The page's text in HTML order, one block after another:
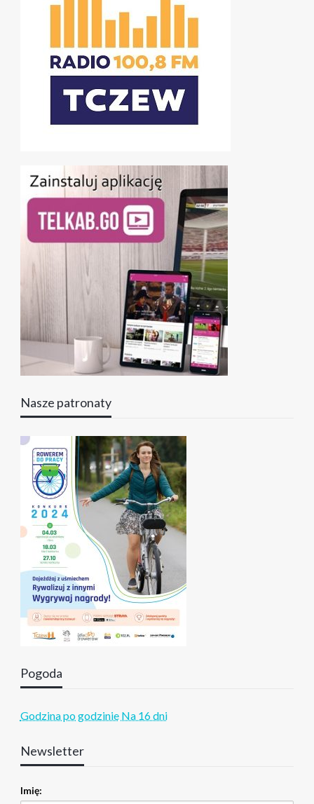
Nasze patronaty
Pogoda
Godzina po godzinie Na 16 dni
Newsletter
Imię: